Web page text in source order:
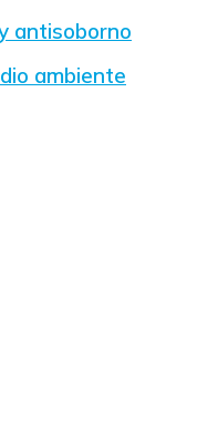
antisoborno
ambiente